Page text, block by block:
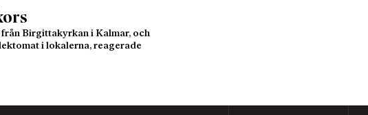
Birgittakyrkan i Kalmar, och
i lokalerna, reagerade